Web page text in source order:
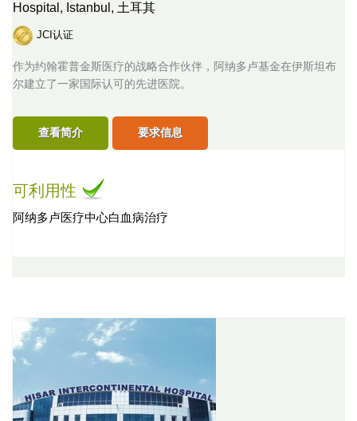
Hospital, Istanbul, 土耳其
JCI认证
作为约翰霍普金斯医疗的战略合作伙伴，阿纳多卢基金在伊斯坦布
尔建立了一家国际认可的先进医院。
查看简介 要求信息
可利用性
阿纳多卢医疗中心白血病治疗